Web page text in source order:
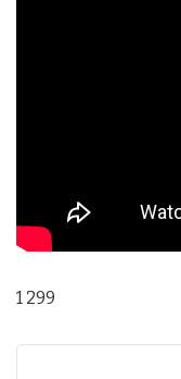
1 299